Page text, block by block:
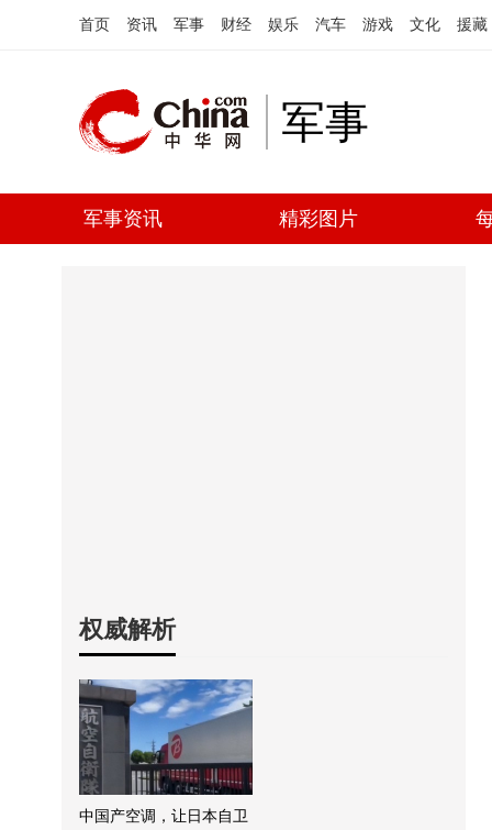
首页 资讯 军事 财经 娱乐 汽车 游戏 文化 援藏
军事
军事资讯 精彩图片
权威解析
中国产空调，让日本自卫